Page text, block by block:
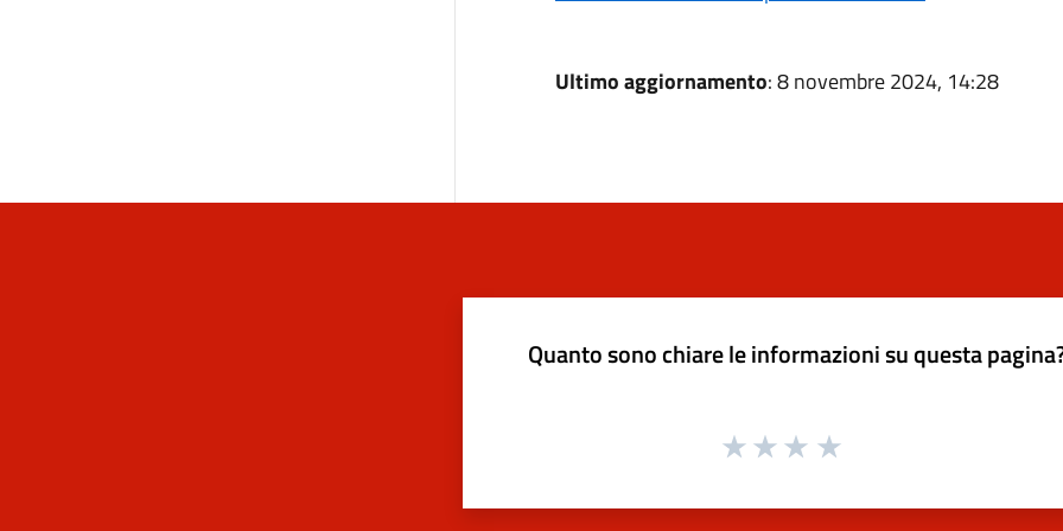
Ultimo aggiornamento: 8 novembre 2024, 14:28
Quanto sono chiare le informazioni su questa